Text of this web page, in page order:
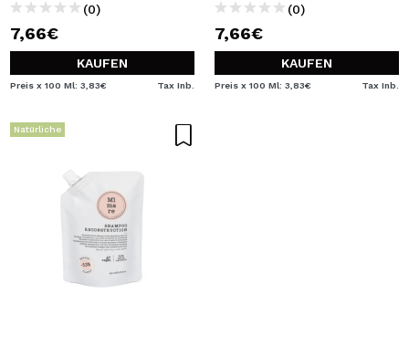
(0)
7,66€
KAUFEN
Preis x 100 Ml: 3,83€ Tax Inb.
(0)
7,66€
KAUFEN
Preis x 100 Ml: 3,83€ Tax Inb.
Natürliche